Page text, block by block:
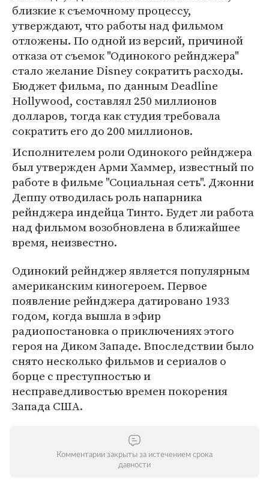
близкие к съемочному процессу,
утверждают, что работы над фильмом
отложены. По одной из версий, причиной
отказа от съемок "Одинокого рейнджера"
стало желание Disney сократить расходы.
Бюджет фильма, по данным Deadline
Hollywood, составлял 250 миллионов
долларов, тогда как студия требовала
сократить его до 200 миллионов.
Исполнителем роли Одинокого рейнджера
был утвержден Арми Хаммер, известный по
работе в фильме "Социальная сеть". Джонни
Деппу отводилась роль напарника
рейнджера индейца Тинто. Будет ли работа
над фильмом возобновлена в ближайшее
время, неизвестно.
Одинокий рейнджер является популярным
американским киногероем. Первое
появление рейнджера датировано 1933
годом, когда вышла в эфир
радиопостановка о приключениях этого
героя на Диком Западе. Впоследствии было
снято несколько фильмов и сериалов о
борце с преступностью и
несправедливостью времен покорения
Запада США.
Комментарии закрыты за истечением срока
давности